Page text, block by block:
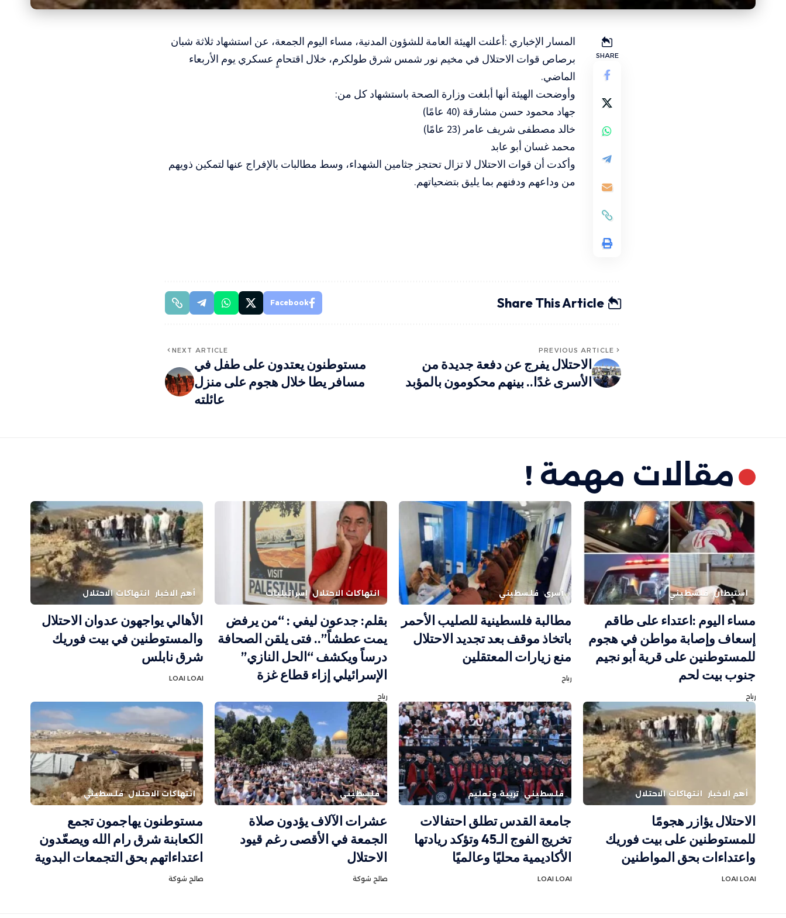
SHARE
المسار الإخباري :أعلنت الهيئة العامة للشؤون المدنية، مساء اليوم الجمعة، عن استشهاد ثلاثة شبان
برصاص قوات الاحتلال في مخيم نور شمس شرق طولكرم، خلال اقتحامٍ عسكري يوم الأربعاء
الماضي.
وأوضحت الهيئة أنها أبلغت وزارة الصحة باستشهاد كل من:
جهاد محمود حسن مشارقة (40 عامًا)
خالد مصطفى شريف عامر (23 عامًا)
محمد غسان أبو عابد
وأكدت أن قوات الاحتلال لا تزال تحتجز جثامين الشهداء، وسط مطالبات بالإفراج عنها لتمكين ذويهم
من وداعهم ودفنهم بما يليق بتضحياتهم.
Share This Article
Facebook
PREVIOUS ARTICLE
الاحتلال يفرج عن دفعة جديدة من
الأسرى غدًا.. بينهم محكومون بالمؤبد
NEXT ARTICLE
مستوطنون يعتدون على طفل في
مسافر يطا خلال هجوم على منزل
عائلته
مقالات مهمة !
استيطان فلسطيني
مساء اليوم :اعتداء على طاقم
إسعاف وإصابة مواطن في هجوم
للمستوطنين على قرية أبو نجيم
جنوب بيت لحم
رباح
أسرى فلسطيني
مطالبة فلسطينية للصليب الأحمر
باتخاذ موقف بعد تجديد الاحتلال
منع زيارات المعتقلين
رباح
انتهاكات الاحتلال إسرائيليات
بقلم: جدعون ليفي : “من يرفض
يمت عطشاً”.. فتى يلقن الصحافة
درساً ويكشف “الحل النازي”
الإسرائيلي إزاء قطاع غزة
رباح
أهم الاخبار انتهاكات الاحتلال
الأهالي يواجهون عدوان الاحتلال
والمستوطنين في بيت فوريك
شرق نابلس
LOAI LOAI
أهم الاخبار انتهاكات الاحتلال
الاحتلال يؤازر هجومًا
للمستوطنين على بيت فوريك
واعتداءات بحق المواطنين
LOAI LOAI
فلسطيني تربية وتعليم
جامعة القدس تطلق احتفالات
تخريج الفوج الـ45 وتؤكد ريادتها
الأكاديمية محليًا وعالميًا
LOAI LOAI
فلسطيني
عشرات الآلاف يؤدون صلاة
الجمعة في الأقصى رغم قيود
الاحتلال
صالح شوكة
انتهاكات الاحتلال فلسطيني
مستوطنون يهاجمون تجمع
الكعابنة شرق رام الله ويصعّدون
اعتداءاتهم بحق التجمعات البدوية
صالح شوكة